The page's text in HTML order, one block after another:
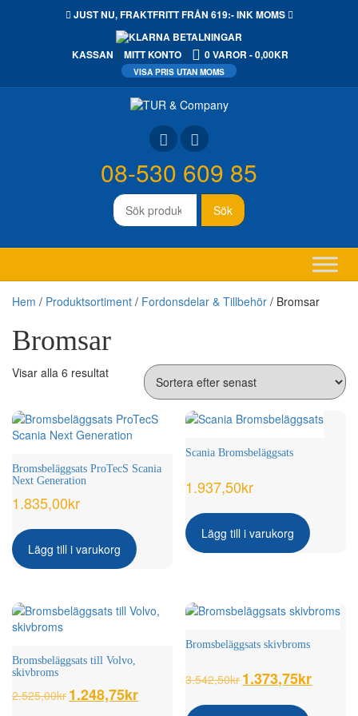
JUST NU,FRAKTFRITTFRÅN 619:- INK MOMS
KASSAN MITT KONTO 0 VAROR 0,00KR
Sök
efter:
Sök
08-530 609 85
Hem / Produktsortiment / Fordonsdelar & Tillbehör / Bromsar
Bromsar
Visar alla 6 resultatSortera
Bromsbeläggsats ProTecS Scania
Next Generation
1.835,00kr
Lägg till i varukorg
Scania Bromsbeläggsats
1.937,50kr
Lägg till i varukorg
Bromsbeläggsats till Volvo,
skivbroms
2.525,00kr Det
ursprungliga
1.248,75krDet
nuvarande
Bromsbeläggsats skivbroms
3.542,50kr Det
ursprungliga
priset
1.373,75krDet
nuvarande